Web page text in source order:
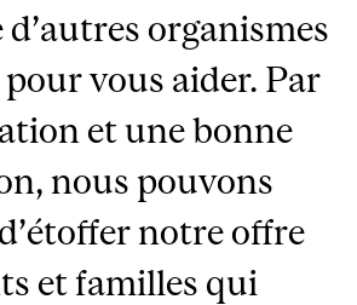
d’autres organismes
vous aider. Par
et une bonne
nous pouvons
notre offre
et familles qui